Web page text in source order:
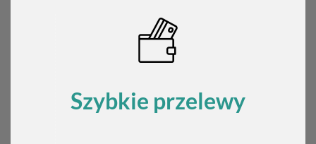
Szybkie przelewy